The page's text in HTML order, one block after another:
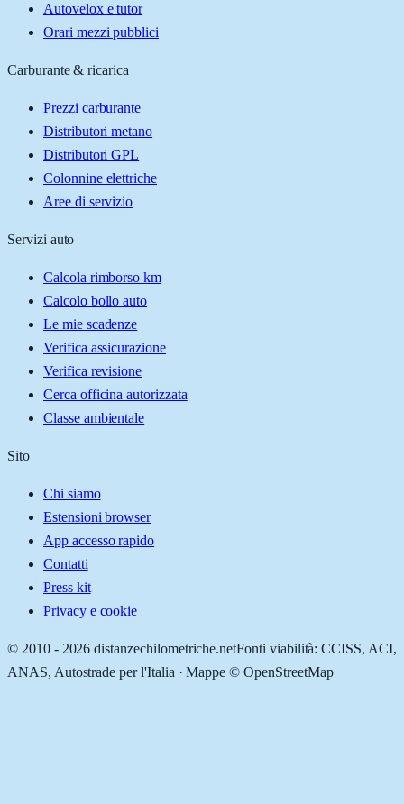
Autovelox e tutor
Orari mezzi pubblici
Carburante & ricarica
Prezzi carburante
Distributori metano
Distributori GPL
Colonnine elettriche
Aree di servizio
Servizi auto
Calcola rimborso km
Calcolo bollo auto
Le mie scadenze
Verifica assicurazione
Verifica revisione
Cerca officina autorizzata
Classe ambientale
Sito
Chi siamo
Estensioni browser
App accesso rapido
Contatti
Press kit
Privacy e cookie
© 2010 - 2026 distanzechilometriche.netFonti viabilità: CCISS, ACI,
ANAS, Autostrade per l'Italia · Mappe © OpenStreetMap